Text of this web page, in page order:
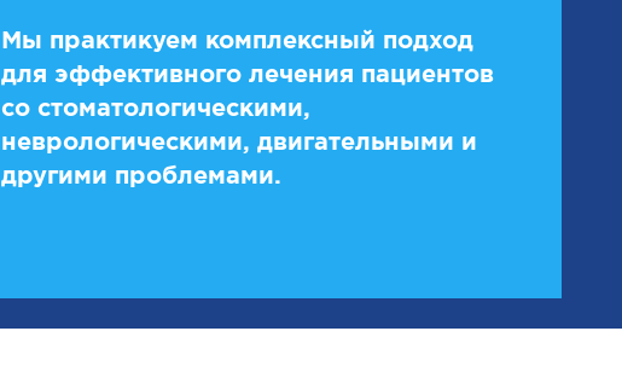
Мы практикуем комплексный подход
для эффективного лечения пациентов
со стоматологическими,
неврологическими, двигательными и
другими проблемами.